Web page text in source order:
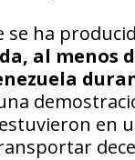
se ha
al menos
en